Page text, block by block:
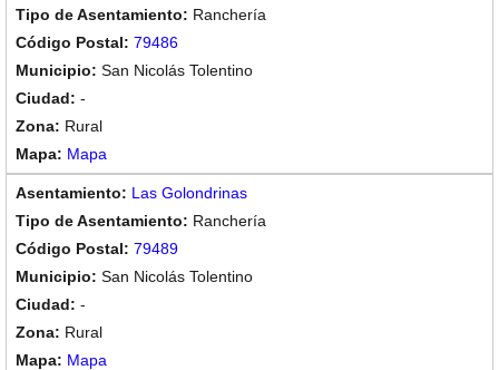
Ranchería
79486
San Nicolás Tolentino
-
Rural
Mapa
Las Golondrinas
Ranchería
79489
San Nicolás Tolentino
-
Rural
Mapa